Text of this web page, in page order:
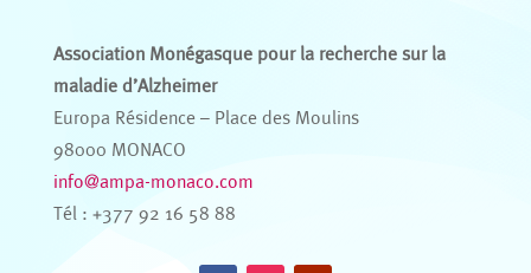
Association Monégasque pour la recherche sur la
maladie d’Alzheimer
Europa Résidence – Place des Moulins
98000 MONACO
info@ampa-monaco.com
Tél : +377 92 16 58 88